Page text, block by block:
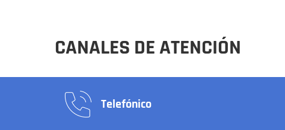
CANALES DE ATENCIÓN
Telefónico